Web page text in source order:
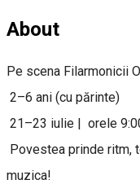
About
Pe scena Filarmonicii
2–6 ani (cu părinte)
21–23 iulie | orele
Povestea prinde ritm,
muzica!